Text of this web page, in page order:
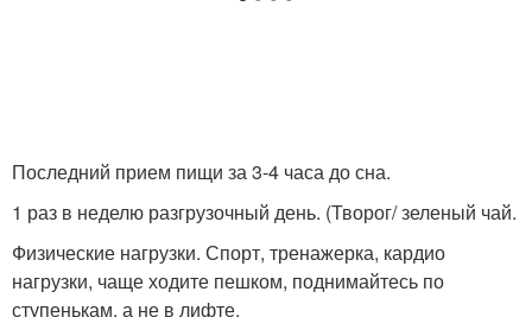
Последний прием пищи за 3-4 часа до сна.
1 раз в неделю разгрузочный день. (Творог/ зеленый чай.
Физические нагрузки. Спорт, тренажерка, кардио
нагрузки, чаще ходите пешком, поднимайтесь по
ступенькам, а не в лифте.